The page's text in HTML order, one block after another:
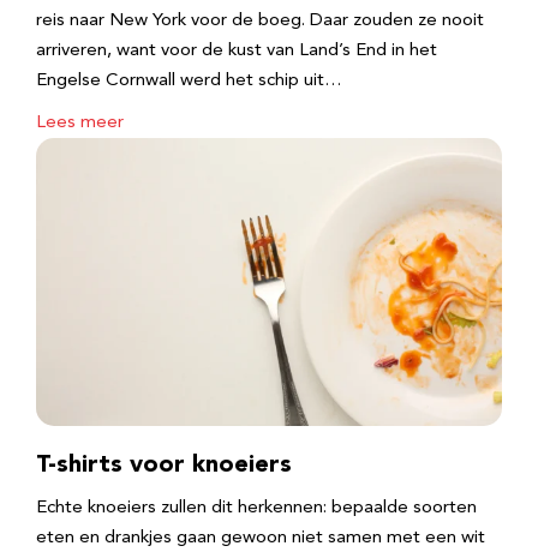
reis naar New York voor de boeg. Daar zouden ze nooit
arriveren, want voor de kust van Land’s End in het
Engelse Cornwall werd het schip uit…
Lees meer
T-shirts voor knoeiers
Echte knoeiers zullen dit herkennen: bepaalde soorten
eten en drankjes gaan gewoon niet samen met een wit